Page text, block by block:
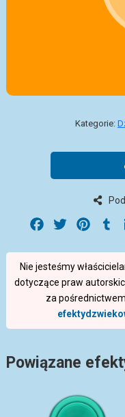
Kategorie:
Facebook
Twitter
Nie jesteśmy
dotyczące praw
za
Powiązane